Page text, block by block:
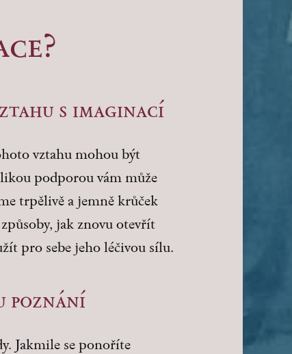
s imaginací
vztahu mohou být
podporou vám může
trpělivě a jemně krůček
jak znovu otevřít
pro sebe jeho léčivou sílu.
poznání
Jakmile se ponoříte